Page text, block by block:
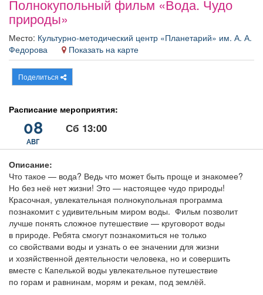
Афиша Обучение Проекты
Товары
ТВ программа
Полнокупольный фильм «Вода. Чудо
природы»
Место: Культурно-методический центр «Планетарий» им. А. А.
Федорова
Показать на карте
Поделиться
Расписание мероприятия:
08
АВГ
Сб 13:00
Описание:
Что такое — вода? Ведь что может быть проще и знакомее?
Но без неё нет жизни! Это — настоящее чудо природы!
Красочная, увлекательная полнокупольная программа
познакомит с удивительным миром воды. Фильм позволит
лучше понять сложное путешествие — круговорот воды
в природе. Ребята смогут познакомиться не только
со свойствами воды и узнать о ее значении для жизни
и хозяйственной деятельности человека, но и совершить
вместе с Капелькой воды увлекательное путешествие
по горам и равнинам, морям и рекам, под землёй.